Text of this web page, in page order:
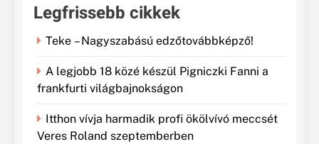
Legfrissebb cikkek
Teke – Nagyszabású edzőtovábbképző!
A legjobb 18 közé készül Pigniczki Fanni a
frankfurti világbajnokságon
Itthon vívja harmadik profi ökölvívó meccsét
Veres Roland szeptemberben